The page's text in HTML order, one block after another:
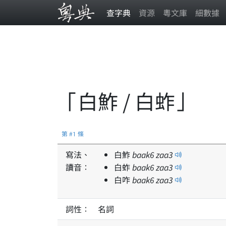
查字典 資源 粵文庫 細數據
「白鮓 / 白蚱」
第 #1 條
寫法、
讀音：
白鮓baak6zaa3
白蚱baak6zaa3
白咋baak6zaa3
詞性：
名詞